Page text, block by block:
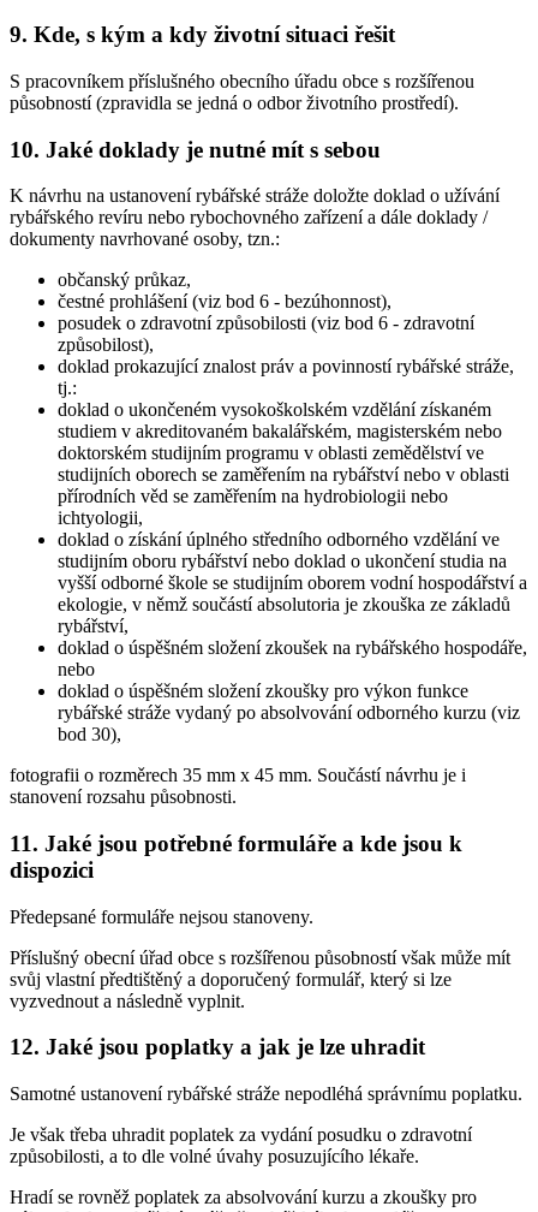
9. Kde, s kým a kdy životní situaci řešit
S pracovníkem příslušného obecního úřadu obce s rozšířenou
působností (zpravidla se jedná o odbor životního prostředí).
10. Jaké doklady je nutné mít s sebou
K návrhu na ustanovení rybářské stráže doložte doklad o užívání
rybářského revíru nebo rybochovného zařízení a dále doklady /
dokumenty navrhované osoby, tzn.:
občanský průkaz,
čestné prohlášení (viz bod 6 - bezúhonnost),
posudek o zdravotní způsobilosti (viz bod 6 - zdravotní
způsobilost),
doklad prokazující znalost práv a povinností rybářské stráže,
tj.:
doklad o ukončeném vysokoškolském vzdělání získaném
studiem v akreditovaném bakalářském, magisterském nebo
doktorském studijním programu v oblasti zemědělství ve
studijních oborech se zaměřením na rybářství nebo v oblasti
přírodních věd se zaměřením na hydrobiologii nebo
ichtyologii,
doklad o získání úplného středního odborného vzdělání ve
studijním oboru rybářství nebo doklad o ukončení studia na
vyšší odborné škole se studijním oborem vodní hospodářství a
ekologie, v němž součástí absolutoria je zkouška ze základů
rybářství,
doklad o úspěšném složení zkoušek na rybářského hospodáře,
nebo
doklad o úspěšném složení zkoušky pro výkon funkce
rybářské stráže vydaný po absolvování odborného kurzu (viz
bod 30),
fotografii o rozměrech 35 mm x 45 mm. Součástí návrhu je i
stanovení rozsahu působnosti.
11. Jaké jsou potřebné formuláře a kde jsou k
dispozici
Předepsané formuláře nejsou stanoveny.
Příslušný obecní úřad obce s rozšířenou působností však může mít
svůj vlastní předtištěný a doporučený formulář, který si lze
vyzvednout a následně vyplnit.
12. Jaké jsou poplatky a jak je lze uhradit
Samotné ustanovení rybářské stráže nepodléhá správnímu poplatku.
Je však třeba uhradit poplatek za vydání posudku o zdravotní
způsobilosti, a to dle volné úvahy posuzujícího lékaře.
Hradí se rovněž poplatek za absolvování kurzu a zkoušky pro